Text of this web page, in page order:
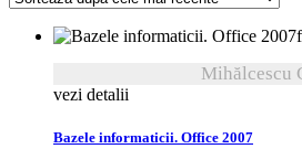
recente
Mihălcescu
vezi detalii
Bazele informaticii. Office 2007